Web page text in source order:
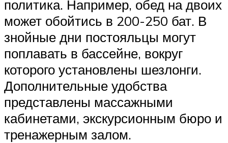
политика. Например, обед на двоих
может обойтись в 200-250 бат. В
знойные дни постояльцы могут
поплавать в бассейне, вокруг
которого установлены шезлонги.
Дополнительные удобства
представлены массажными
кабинетами, экскурсионным бюро и
тренажерным залом.